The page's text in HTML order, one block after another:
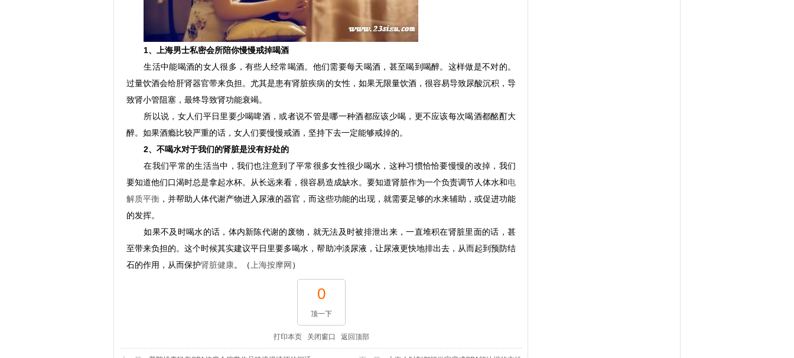
1、上海男士私密会所陪你慢慢戒掉喝酒
生活中能喝酒的女人很多，有些人经常喝酒。他们需要每天喝酒，甚至喝到喝醉。这样做是不对的。
过量饮酒会给肝肾器官带来负担。尤其是患有肾脏疾病的女性，如果无限量饮酒，很容易导致尿酸沉积，导
致肾小管阻塞，最终导致肾功能衰竭。
所以说，女人们平日里要少喝啤酒，或者说不管是哪一种酒都应该少喝，更不应该每次喝酒都酩酊大
醉。如果酒瘾比较严重的话，女人们要慢慢戒酒，坚持下去一定能够戒掉的。
2、不喝水对于我们的肾脏是没有好处的
在我们平常的生活当中，我们也注意到了平常很多女性很少喝水，这种习惯恰恰要慢慢的改掉，我们
要知道他们口渴时总是拿起水杯。从长远来看，很容易造成缺水。要知道肾脏作为一个负责调节人体水和电
解质平衡 ，并帮助人体代谢产物进入尿液的器官，而这些功能的出现，就需要足够的水来辅助，或促进功能
的发挥。
如果不及时喝水的话，体内新陈代谢的废物，就无法及时被排泄出来，一直堆积在肾脏里面的话，甚
至带来负担的。这个时候其实建议平日里要多喝水，帮助冲淡尿液，让尿液更快地排出去，从而起到预防结
石的作用，从而保护肾脏健康。（ 上海按摩网 ）
0
顶一下
打印本页 关闭窗口 返回顶部